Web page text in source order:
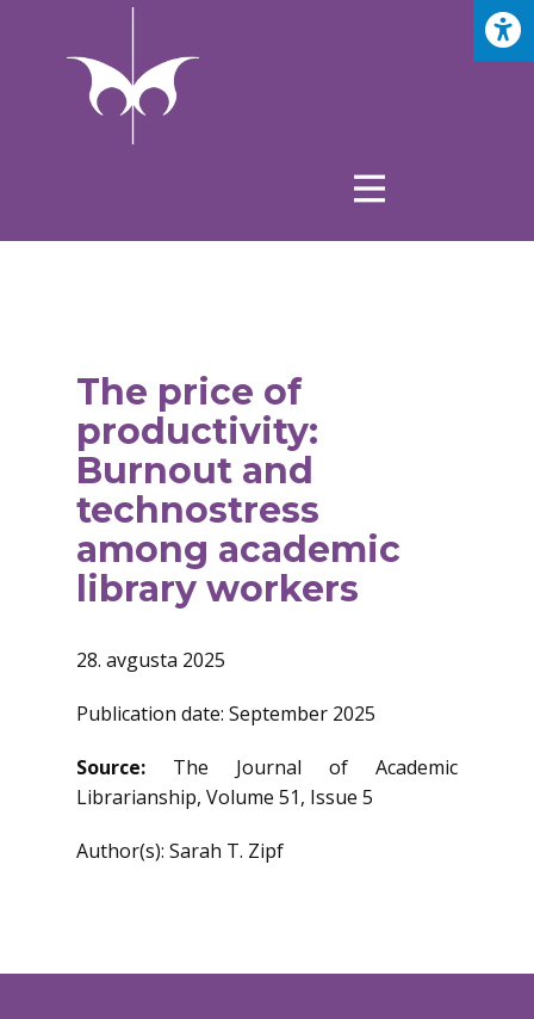
The price of
productivity:
Burnout and
technostress
among academic
library workers
28. avgusta 2025
Publication date: September 2025
Source: The Journal of Academic
Librarianship, Volume 51, Issue 5
Author(s): Sarah T. Zipf